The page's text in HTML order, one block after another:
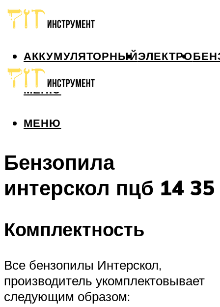
АККУМУЛЯТОРНЫЙЭЛЕКТРО
МЕНЮ
МЕНЮ
Бензопила
интерскол пцб 14 35
Комплектность
Все бензопилы Интерскол,
производитель укомплектовывает
следующим образом: